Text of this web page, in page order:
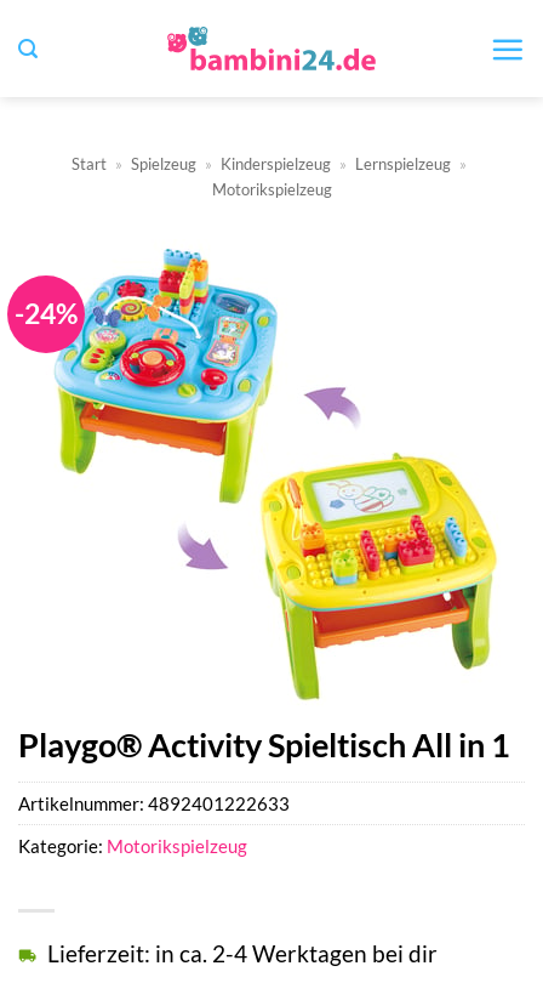
Inhalt
Start » Spielzeug » Kinderspielzeug » Lernspielzeug »
Motorikspielzeug
-24%
Playgo® Activity Spieltisch All in 1
Lieferzeit: in ca. 2-4 Werktagen bei dir
Artikelnummer: 4892401222633
Kategorie: Motorikspielzeug